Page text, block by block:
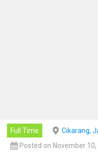
Full Time
Cikarang,
Posted on November 10,